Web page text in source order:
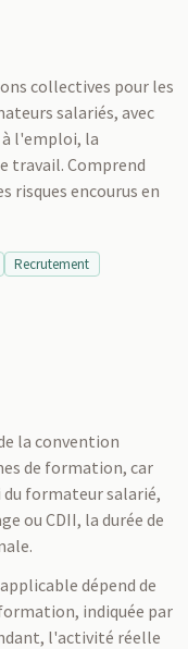
collectives pour les
salariés, avec
l'emploi, la
travail. Comprend
risques encourus en
Recrutement
la convention
de formation, car
formateur salarié,
ou CDII, la durée de
dépend de
indiquée par
l'activité réelle